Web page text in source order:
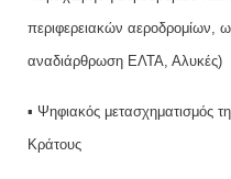
περιφερειακών αεροδρομίων,
αναδιάρθρωση ΕΛΤΑ, Αλυκές)
▪ Ψηφιακός μετασχηματισμός
Κράτους